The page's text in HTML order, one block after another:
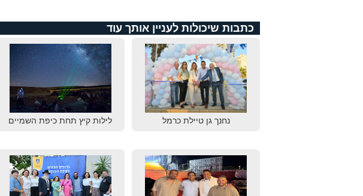
כתבות שיכולות לעניין אותך עוד
נחנך גן טיילת כרמל לילות קיץ תחת כיפת השמיים